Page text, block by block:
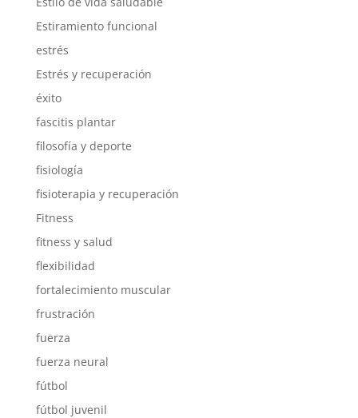
Estiramiento funcional
estrés
Estrés y recuperación
éxito
fascitis plantar
filosofía y deporte
fisiología
fisioterapia y recuperación
Fitness
fitness y salud
flexibilidad
fortalecimiento muscular
frustración
fuerza
fuerza neural
fútbol
fútbol juvenil